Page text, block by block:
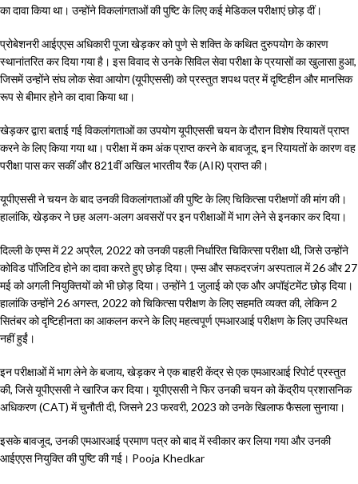
का दावा किया था। उन्होंने विकलांगताओं की पुष्टि के लिए कई मेडिकल परीक्षाएं छोड़ दीं।
प्रोबेशनरी आईएएस अधिकारी पूजा खेड़कर को पुणे से शक्ति के कथित दुरुपयोग के कारण
स्थानांतरित कर दिया गया है। इस विवाद से उनके सिविल सेवा परीक्षा के प्रयासों का खुलासा हुआ,
जिसमें उन्होंने संघ लोक सेवा आयोग (यूपीएससी) को प्रस्तुत शपथ पत्र में दृष्टिहीन और मानसिक
रूप से बीमार होने का दावा किया था।
खेड़कर द्वारा बताई गई विकलांगताओं का उपयोग यूपीएससी चयन के दौरान विशेष रियायतें प्राप्त
करने के लिए किया गया था। परीक्षा में कम अंक प्राप्त करने के बावजूद, इन रियायतों के कारण वह
परीक्षा पास कर सकीं और 821वीं अखिल भारतीय रैंक (AIR) प्राप्त की।
यूपीएससी ने चयन के बाद उनकी विकलांगताओं की पुष्टि के लिए चिकित्सा परीक्षणों की मांग की।
हालांकि, खेड़कर ने छह अलग-अलग अवसरों पर इन परीक्षाओं में भाग लेने से इनकार कर दिया।
दिल्ली के एम्स में 22 अप्रैल, 2022 को उनकी पहली निर्धारित चिकित्सा परीक्षा थी, जिसे उन्होंने
कोविड पॉजिटिव होने का दावा करते हुए छोड़ दिया। एम्स और सफदरजंग अस्पताल में 26 और 27
मई को अगली नियुक्तियों को भी छोड़ दिया। उन्होंने 1 जुलाई को एक और अपॉइंटमेंट छोड़ दिया।
हालांकि उन्होंने 26 अगस्त, 2022 को चिकित्सा परीक्षण के लिए सहमति व्यक्त की, लेकिन 2
सितंबर को दृष्टिहीनता का आकलन करने के लिए महत्वपूर्ण एमआरआई परीक्षण के लिए उपस्थित
नहीं हुईं।
इन परीक्षाओं में भाग लेने के बजाय, खेड़कर ने एक बाहरी केंद्र से एक एमआरआई रिपोर्ट प्रस्तुत
की, जिसे यूपीएससी ने खारिज कर दिया। यूपीएससी ने फिर उनकी चयन को केंद्रीय प्रशासनिक
अधिकरण (CAT) में चुनौती दी, जिसने 23 फरवरी, 2023 को उनके खिलाफ फैसला सुनाया।
इसके बावजूद, उनकी एमआरआई प्रमाण पत्र को बाद में स्वीकार कर लिया गया और उनकी
आईएएस नियुक्ति की पुष्टि की गई। Pooja Khedkar